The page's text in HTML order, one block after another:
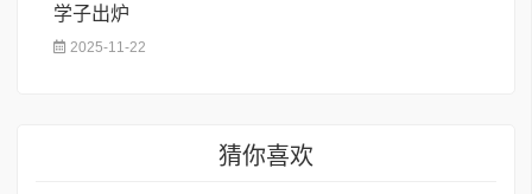
学子出炉
2025-11-22
猜你喜欢